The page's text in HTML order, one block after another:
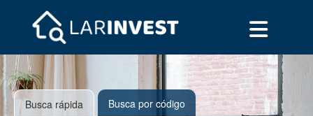
Busca rápida Busca por código